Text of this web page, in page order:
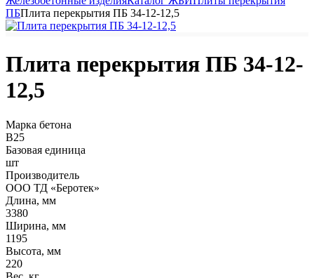
ПБПлита перекрытия ПБ 34-12-12,5
Плита перекрытия ПБ 34-12-
12,5
Марка бетона
B25
Базовая единица
шт
Производитель
ООО ТД «Беротек»
Длина, мм
3380
Ширина, мм
1195
Высота, мм
220